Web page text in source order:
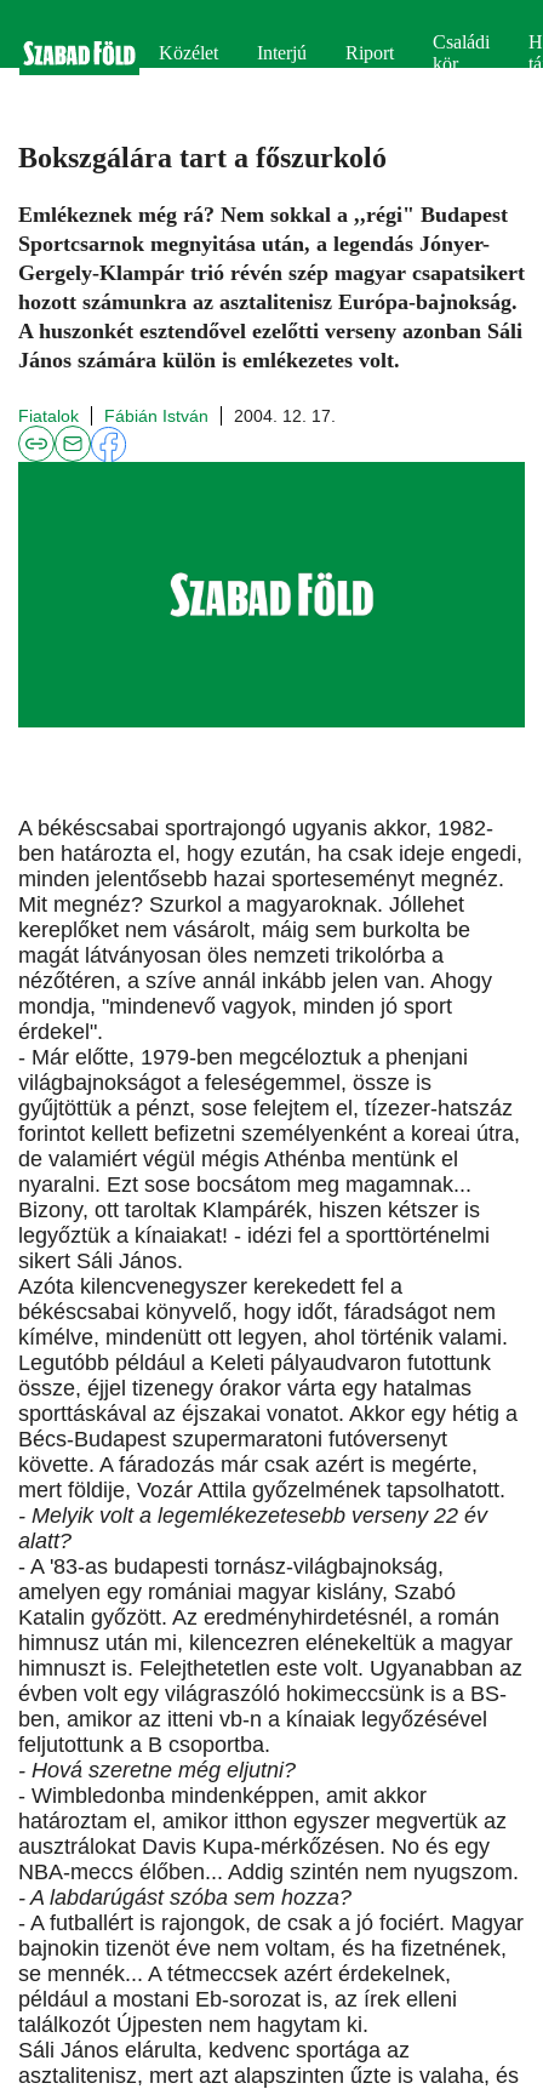
Közélet Interjú Riport
Családi
kör
Bokszgálára tart a főszurkoló
Emlékeznek még rá? Nem sokkal a ,,régi" Budapest
Sportcsarnok megnyitása után, a legendás Jónyer-
Gergely-Klampár trió révén szép magyar csapatsikert
hozott számunkra az asztalitenisz Európa-bajnokság.
A huszonkét esztendővel ezelőtti verseny azonban Sáli
János számára külön is emlékezetes volt.
Fiatalok Fábián István 2004. 12. 17.
A békéscsabai sportrajongó ugyanis akkor, 1982-
ben határozta el, hogy ezután, ha csak ideje engedi,
minden jelentősebb hazai sporteseményt megnéz.
Mit megnéz? Szurkol a magyaroknak. Jóllehet
kereplőket nem vásárolt, máig sem burkolta be
magát látványosan öles nemzeti trikolórba a
nézőtéren, a szíve annál inkább jelen van. Ahogy
mondja, "mindenevő vagyok, minden jó sport
érdekel".
- Már előtte, 1979-ben megcéloztuk a phenjani
világbajnokságot a feleségemmel, össze is
gyűjtöttük a pénzt, sose felejtem el, tízezer-hatszáz
forintot kellett befizetni személyenként a koreai útra,
de valamiért végül mégis Athénba mentünk el
nyaralni. Ezt sose bocsátom meg magamnak...
Bizony, ott taroltak Klampárék, hiszen kétszer is
legyőztük a kínaiakat! - idézi fel a sporttörténelmi
sikert Sáli János.
Azóta kilencvenegyszer kerekedett fel a
békéscsabai könyvelő, hogy időt, fáradságot nem
kímélve, mindenütt ott legyen, ahol történik valami.
Legutóbb például a Keleti pályaudvaron futottunk
össze, éjjel tizenegy órakor várta egy hatalmas
sporttáskával az éjszakai vonatot. Akkor egy hétig a
Bécs-Budapest szupermaratoni futóversenyt
követte. A fáradozás már csak azért is megérte,
mert földije, Vozár Attila győzelmének tapsolhatott.
- Melyik volt a legemlékezetesebb verseny 22 év
alatt?
- A '83-as budapesti tornász-világbajnokság,
amelyen egy romániai magyar kislány, Szabó
Katalin győzött. Az eredményhirdetésnél, a román
himnusz után mi, kilencezren elénekeltük a magyar
himnuszt is. Felejthetetlen este volt. Ugyanabban az
évben volt egy világraszóló hokimeccsünk is a BS-
ben, amikor az itteni vb-n a kínaiak legyőzésével
feljutottunk a B csoportba.
- Hová szeretne még eljutni?
- Wimbledonba mindenképpen, amit akkor
határoztam el, amikor itthon egyszer megvertük az
ausztrálokat Davis Kupa-mérkőzésen. No és egy
NBA-meccs élőben... Addig szintén nem nyugszom.
- A labdarúgást szóba sem hozza?
- A futballért is rajongok, de csak a jó fociért. Magyar
bajnokin tizenöt éve nem voltam, és ha fizetnének,
se mennék... A tétmeccsek azért érdekelnek,
például a mostani Eb-sorozat is, az írek elleni
találkozót Újpesten nem hagytam ki.
Sáli János elárulta, kedvenc sportága az
asztalitenisz, mert azt alapszinten űzte is valaha, és